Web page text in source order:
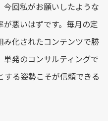
今回私がお願いしたような
悪いはずです。毎月の定
化されたコンテンツで勝
発のコンサルティングで
る姿勢こそが信頼できる